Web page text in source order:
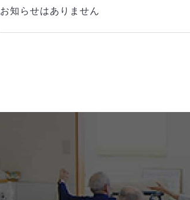
お知らせはありません